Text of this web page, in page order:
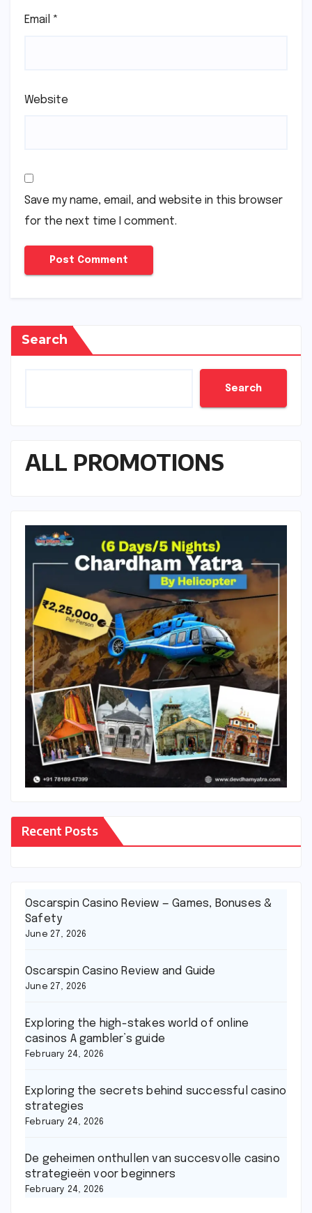
Email *
Website
Save my name, email, and website in this browser
for the next time I comment.
Search
Search
ALL PROMOTIONS
Recent Posts
Oscarspin Casino Review — Games, Bonuses &
Safety
June 27, 2026
Oscarspin Casino Review and Guide
June 27, 2026
Exploring the high-stakes world of online
casinos A gambler’s guide
February 24, 2026
Exploring the secrets behind successful casino
strategies
February 24, 2026
De geheimen onthullen van succesvolle casino
strategieën voor beginners
February 24, 2026